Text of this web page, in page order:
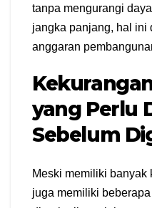
tanpa mengurangi
jangka panjang, hal ini
anggaran
yang Perlu
Sebelum
Meski memiliki
juga memiliki